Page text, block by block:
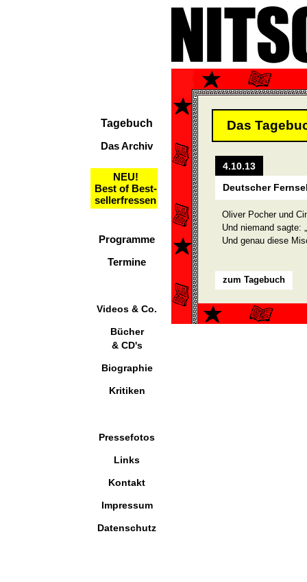
Tagebuch
Das Archiv
NEU!
Best of Best-
sellerfressen
Programme
Termine
Videos & Co.
Bücher
& CD's
Biographie
Kritiken
Pressefotos
Links
Kontakt
Impressum
Datenschutz
Das
4.10.13
Deutscher
Oliver Pocher und
Und niemand sagte:
Und genau diese
zum Tagebuch